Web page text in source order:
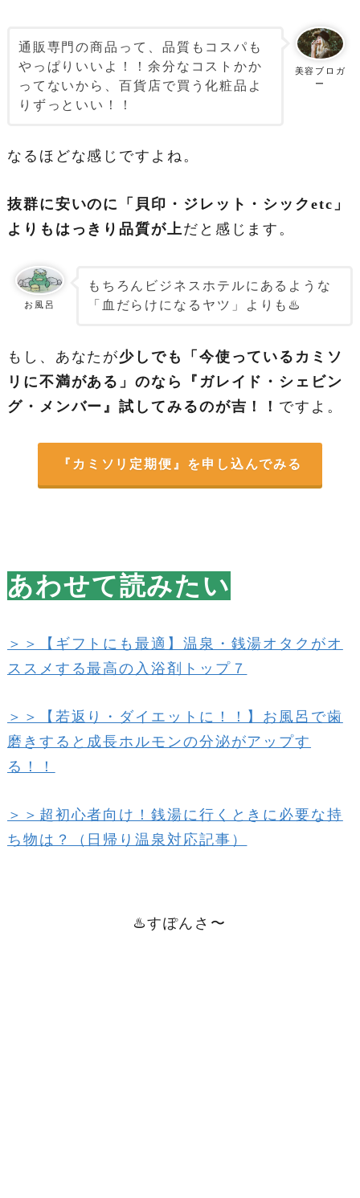
美容ブロガ
ー
通販専門の商品って、品質もコスパも
やっぱりいいよ！！余分なコストかか
ってないから、百貨店で買う化粧品よ
りずっといい！！
なるほどな感じですよね。
抜群に安いのに「貝印・ジレット・シックetc」
よりもはっきり品質が上だと感じます。
お風呂
もちろんビジネスホテルにあるような
「血だらけになるヤツ」よりも♨️
もし、あなたが少しでも「今使っているカミソ
リに不満がある」のなら『ガレイド・シェビン
グ・メンバー』試してみるのが吉！！ ですよ。
『カミソリ定期便』を申し込んでみる
あわせて読みたい
＞＞【ギフトにも最適】温泉・銭湯オタクがオ
ススメする最高の入浴剤トップ７
＞＞【若返り・ダイエットに！！】お風呂で歯
磨きすると成長ホルモンの分泌がアップす
る！！
＞＞超初心者向け！銭湯に行くときに必要な持
ち物は？（日帰り温泉対応記事）
♨️すぽんさ〜